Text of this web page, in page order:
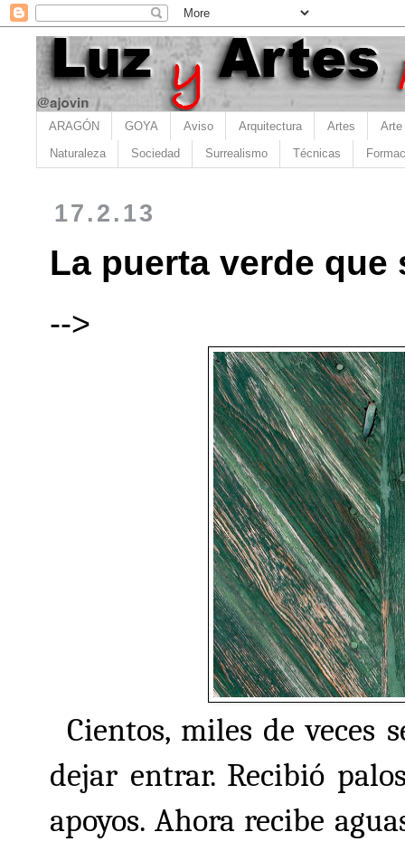
ARAGÓN GOYA Aviso Arquitectura Artes Arte
Naturaleza Sociedad Surrealismo Técnicas
17.2.13
La puerta verde
-->
Cientos, miles de veces
dejar entrar. Recibió
apoyos. Ahora recibe